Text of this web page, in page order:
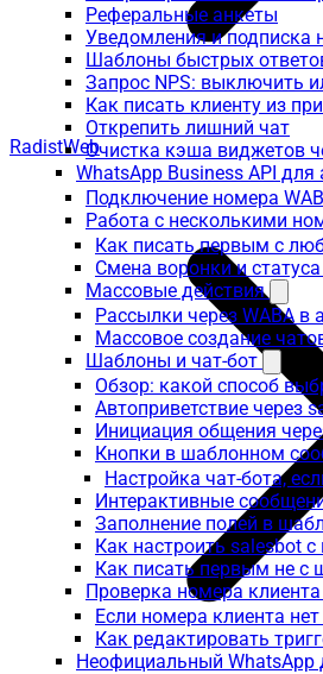
Реферальные анкеты
Уведомления и подписка
Шаблоны быстрых
Запрос NPS: выключить
Как писать клиенту из
Открепить лишний чат
Очистка кэша виджетов
WhatsApp Business API для
Подключение номера
Работа с несколькими
Как писать первым с
Смена воронки и
Массовые действия
Рассылки через WABA в
Массовое создание
Шаблоны и чат-бот
Обзор: какой способ
Автоприветствие через
Инициация общения
Кнопки в шаблонном
Настройка чат-бота,
Интерактивные
Заполнение полей в
Как настроить salesbot
Как писать первым не с
Проверка номера
Если номера клиента
Как редактировать
Неофициальный WhatsApp
RadistWeb